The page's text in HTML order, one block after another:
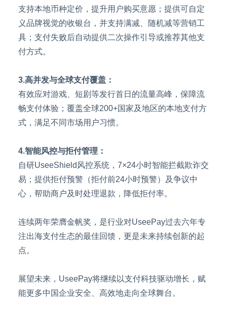
支持本地币种定价，提升用户购买意愿；提供可自定
义品牌视觉的收银台，并支持满减、随机减等营销工
具；支付失败后自动提供二次操作引导或推荐其他支
付方式。
3.高并发与全球支付覆盖：
有效应对游戏、短剧等发行首日的流量高峰，保障流
畅支付体验；覆盖全球200+国家及地区的本地支付方
式，满足不同市场用户习惯。
4.智能风控与拒付管理：
自研UseeShield风控系统，7×24小时智能拦截欺诈交
易；提供拒付预警（拒付前24小时预警）及争议中
心，帮助商户及时处理退款，降低拒付率。
连续两年荣膺金帆奖，是行业对UseePay过去六年专
注出海支付生态的最佳回馈，更是未来持续创新的起
点。
展望未来，UseePay将继续以支付科技驱动增长，赋
能更多中国企业安全、高效地走向全球舞台。